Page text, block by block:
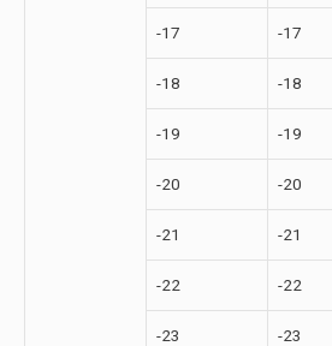
-17 -17
-18 -18
-19 -19
-20 -20
-21 -21
-22 -22
-23 -23